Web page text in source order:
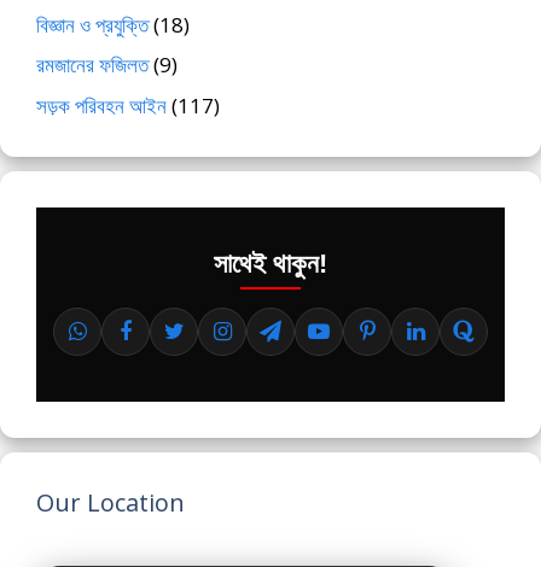
বিজ্ঞান ও প্রযুক্তি(18)
রমজানের ফজিলত(9)
সড়ক পরিবহন আইন(117)
সাথেই থাকুন!
Our Location